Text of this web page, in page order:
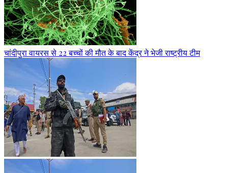
चांदीपुरा वायरस से 22 बच्चों की मौत के बाद केंद्र ने भेजी राष्ट्रीय टीम